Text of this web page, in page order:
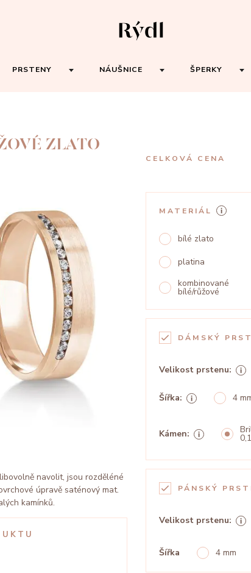
PRSTENY NÁUŠNICE ŠPERKY
ZLATO
navolit, jsou rozděléné
úpravě saténový mat.
kamínků.
CELKOVÁ CENA
MATERIÁL
bílé zlato
platina
kombinované
bílé/růžové
DÁMSKÝ
Velikost prstenu:
Šířka: 4
Kámen:
PÁNSKÝ
Velikost prstenu:
Šířka 4 mm